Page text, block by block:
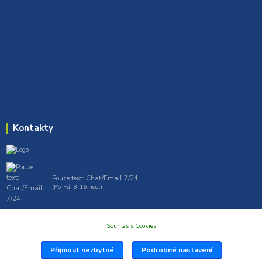
Kontakty
Pouze text: Chat/Email 7/24
(Po-Pá, 8-16 hod.)
Souhlas s Cookies
Přijmout nezbytné Podrobné nastavení